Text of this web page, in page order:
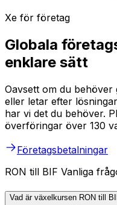
Xe för företag
Globala
enklare sätt
Oavsett om du
eller letar efter
har vi det du behöver.
överföringar över 130
Företagsbetalningar
RON till BIF Vanliga
Vad är växelkursen RON till